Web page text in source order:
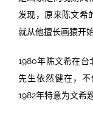
发现，原来陈文希
就从他擅长画猿开
1980年陈文希在台
先生依然健在，
1982年特意为文希